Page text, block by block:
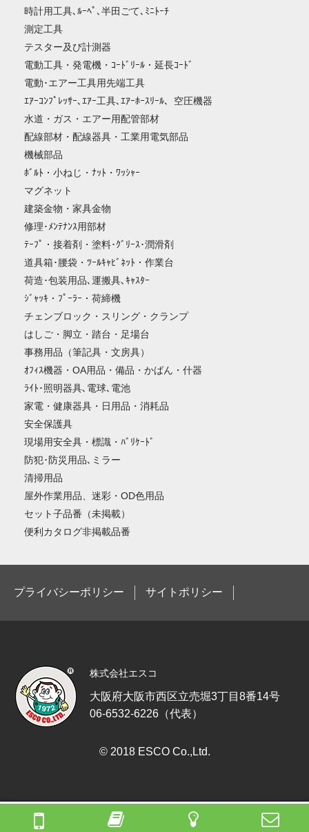
時計用工具､ﾙｰﾍﾟ､半田ごて､ﾐﾆﾄｰﾁ
測定工具
テスター及び計測器
電動工具・発電機・ｺｰﾄﾞﾘｰﾙ・延長ｺｰﾄﾞ
電動･エアー工具用先端工具
ｴｱｰｺﾝﾌﾟﾚｯｻｰ､ｴｱｰ工具､ｴｱｰﾎｰｽﾘｰﾙ、空圧機器
水道・ガス・エアー用配管部材
配線部材・配線器具・工業用電気部品
機械部品
ﾎﾞﾙﾄ・小ねじ・ﾅｯﾄ・ﾜｯｼｬｰ
マグネット
建築金物・家具金物
修理･ﾒﾝﾃﾅﾝｽ用部材
ﾃｰﾌﾟ・接着剤・塗料･ｸﾞﾘｰｽ･潤滑剤
道具箱･腰袋・ﾂｰﾙｷｬﾋﾞﾈｯﾄ・作業台
荷造･包装用品､運搬具､ｷｬｽﾀｰ
ｼﾞｬｯｷ・ﾌﾟｰﾗｰ・荷締機
チェンブロック・スリング・クランプ
はしご・脚立・踏台・足場台
事務用品（筆記具・文房具）
ｵﾌｨｽ機器・OA用品・備品・かばん・什器
ﾗｲﾄ･照明器具､電球､電池
家電・健康器具・日用品・消耗品
安全保護具
現場用安全具・標識・ﾊﾞﾘｹｰﾄﾞ
防犯･防災用品､ミラー
清掃用品
屋外作業用品、迷彩・OD色用品
セット子品番（未掲載）
便利カタログ非掲載品番
プライバシーポリシー サイトポリシー
株式会社エスコ
大阪府大阪市西区立売堀3丁目8番14号
06-6532-6226（代表）
© 2018 ESCO Co.,Ltd.